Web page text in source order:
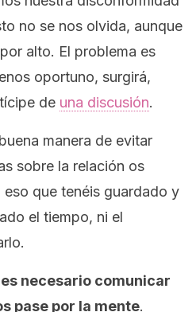
no se nos olvida, aunque
alto. El problema es
oportuno, surgirá,
de una discusión.
manera de evitar
sobre la relación os
que tenéis guardado y
el tiempo, ni el
es necesario comunicar
pase por la mente.